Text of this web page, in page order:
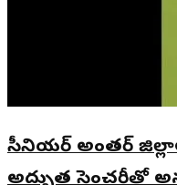
సీనియర్ అంతర్
అద్భుత సెంచరీతో